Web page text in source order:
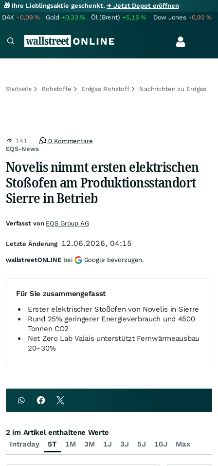
🎁 Ihre Lieblingsaktie geschenkt.→ Jetzt Depot eröffnen
DAX -0,09% Gold +0,33% Öl (Brent) +5,15% Dow Jones -0,92%
Startseite Rohstoffe Erdgas Rohstoff Nachrichten zu Erdgas
EQS-News
141 0 Kommentare
Novelis nimmt ersten elektrischen
Stoßofen am Produktionsstandort
Sierre in Betrieb
Für Sie zusammengefasst
Erster elektrischer Stoßofen von Novelis in Sierre
Rund 25% geringerer Energieverbrauch und 4500
Tonnen CO2
Net Zero Lab Valais unterstützt Fernwärmeausbau
20–30%
Verfasst von EQS Group AG
Letzte Änderung 12.06.2026, 04:15
wallstreetONLINE bei Google bevorzugen.
Intraday 5T 1M 3M 1J 3J 5J 10J Max
2 im Artikel enthaltene Werte